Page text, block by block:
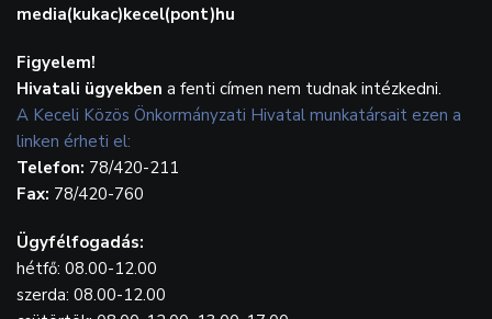
media(kukac)kecel(pont)hu
Figyelem!
Hivatali ügyekben a fenti címen nem tudnak intézkedni.
A Keceli Közös Önkormányzati Hivatal munkatársait ezen a
linken érheti el:
Telefon: 78/420-211
Fax: 78/420-760
Ügyfélfogadás:
hétfő: 08.00-12.00
szerda: 08.00-12.00